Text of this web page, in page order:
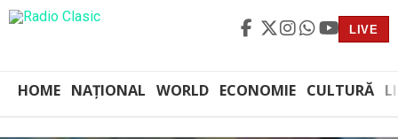
LIVE
HOME NAȚIONAL WORLD ECONOMIE CULTURĂ